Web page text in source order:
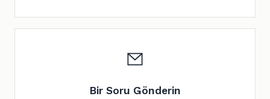
Bir Soru Gönderin